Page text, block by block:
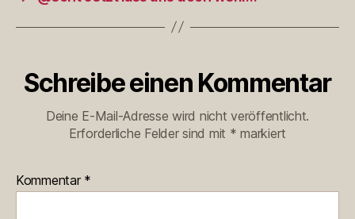
Schreibe einen Kommentar
Deine E-Mail-Adresse wird nicht veröffentlicht.
Erforderliche Felder sind mit * markiert
Kommentar *